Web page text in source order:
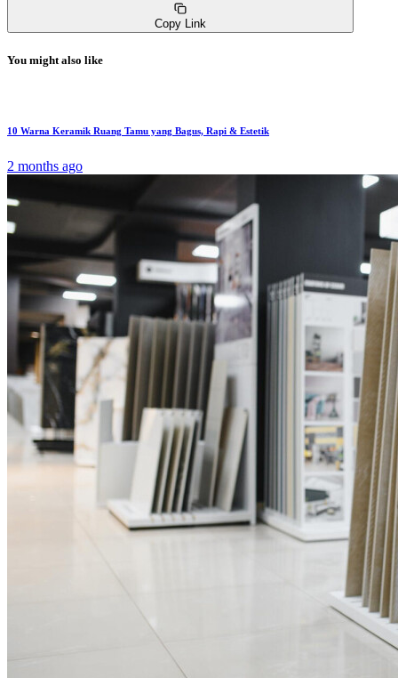
Copy Link
You might also like
10 Warna Keramik Ruang Tamu yang Bagus, Rapi & Estetik
2 months ago